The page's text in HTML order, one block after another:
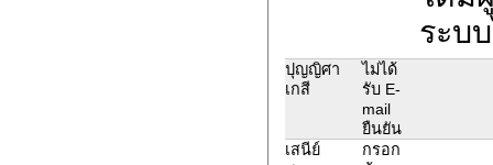
ระบ
ปุญญิศา
เกสี
ไม่ได้
รับ E-
mail
ยืนยัน
เสนีย์
กรอก